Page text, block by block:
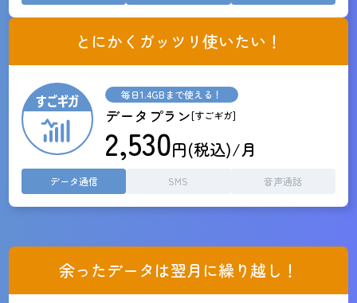
とにかくガッツリ使いたい！
毎日1.4GBまで使える！
データプラン[すごギガ]
2,530円(税込)/月
データ通信 SMS 音声通話
余ったデータは翌月に繰り越し！